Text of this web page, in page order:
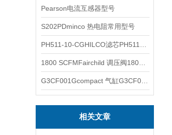
Pearson电流互感器型号
S202PDminco 热电阻常用型号
相关文章